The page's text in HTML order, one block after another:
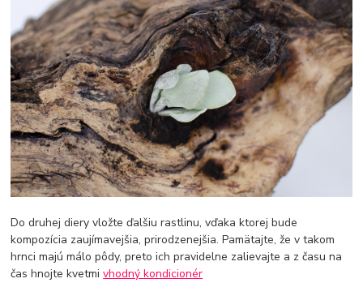
Do druhej diery vložte ďalšiu rastlinu, vďaka ktorej bude
kompozícia zaujímavejšia, prirodzenejšia. Pamätajte, že v takom
hrnci majú málo pôdy, preto ich pravidelne zalievajte a z času na
čas hnojte kvetmivhodný kondicionér